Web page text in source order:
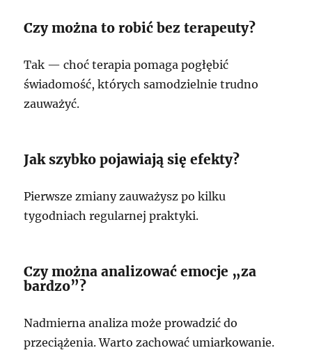
Czy można to robić bez terapeuty?
Tak — choć terapia pomaga pogłębić
świadomość, których samodzielnie trudno
zauważyć.
Jak szybko pojawiają się efekty?
Pierwsze zmiany zauważysz po kilku
tygodniach regularnej praktyki.
Czy można analizować emocje „za
bardzo”?
Nadmierna analiza może prowadzić do
przeciążenia. Warto zachować umiarkowanie.